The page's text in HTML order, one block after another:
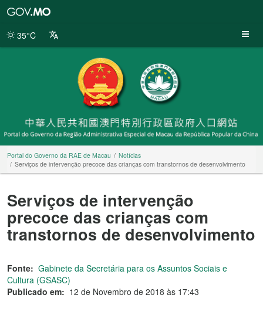
da
35°C
Portal do Governo da RAE de Macau
Notícias
Serviços de intervenção precoce das crianças com transtornos de desenvolvimento
Serviços de intervenção
precoce das crianças com
transtornos de desenvolvimento
Fonte: Gabinete da Secretária para os Assuntos Sociais e
Cultura (GSASC)
Publicado em: 12 de Novembro de 2018 às 17:43